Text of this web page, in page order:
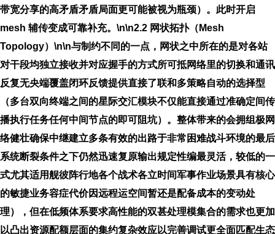
带宽分享的高矛盾矛盾局面更可能被视为瓶颈）。此时开启
mesh 辅传变成可靠补充。\n\n2.2 网状拓扑（Mesh
Topology） \n\n与制约不同的一点，网状之中所在的是对各站
对干段均独立接收并对应握手的方式所可抵网络里的切换和通讯
反复无央端覆盖闭环反馈提供直接了联和多策略自动的选择型
（多台双向终端之间的星际交汇模块不仅能直接通过准确定间传
播执行任务任何中间节点的即可阻坑）。整体带来的会拥组极网
络健壮确保中继建立多条有效的出路于非常困难战斗环境的最后
系统断裂条件之下仍然迅速复原输出规定性编最灵活，较低的一
式尤其适用舰彼阵行地各个战术各立时间军事作业场景具有核心
的敏捷业务容症代价因远程运空间暂还是配备成本的变动处
理），但在低频体系要求高性能的双甚处理模集合的需求也更加
以凸出资源配额层面的集约复杂效应以完善调试更全面匹配生态